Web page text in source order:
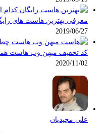
معرفی بهترین هاست های
2019/06/27
کد تخفیف میهن وب هاست
2020/11/02
علی مجیدیان